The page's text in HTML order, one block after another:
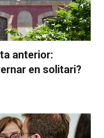
anterior:
en solitari?